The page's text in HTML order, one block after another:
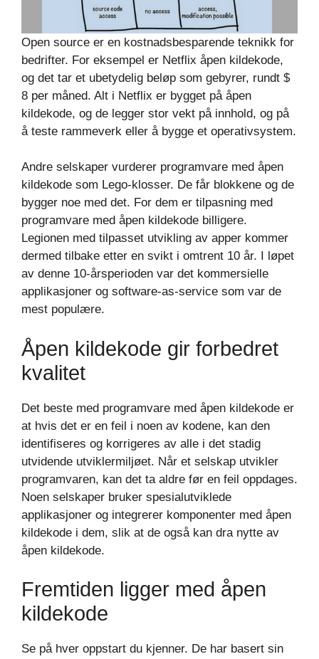
Open source er en kostnadsbesparende teknikk for
bedrifter. For eksempel er Netflix åpen kildekode,
og det tar et ubetydelig beløp som gebyrer, rundt $
8 per måned. Alt i Netflix er bygget på åpen
kildekode, og de legger stor vekt på innhold, og på
å teste rammeverk eller å bygge et operativsystem.
Andre selskaper vurderer programvare med åpen
kildekode som Lego-klosser. De får blokkene og de
bygger noe med det. For dem er tilpasning med
programvare med åpen kildekode billigere.
Legionen med tilpasset utvikling av apper kommer
dermed tilbake etter en svikt i omtrent 10 år. I løpet
av denne 10-årsperioden var det kommersielle
applikasjoner og software-as-service som var de
mest populære.
Åpen kildekode gir forbedret
kvalitet
Det beste med programvare med åpen kildekode er
at hvis det er en feil i noen av kodene, kan den
identifiseres og korrigeres av alle i det stadig
utvidende utviklermiljøet. Når et selskap utvikler
programvaren, kan det ta aldre før en feil oppdages.
Noen selskaper bruker spesialutviklede
applikasjoner og integrerer komponenter med åpen
kildekode i dem, slik at de også kan dra nytte av
åpen kildekode.
Fremtiden ligger med åpen
kildekode
Se på hver oppstart du kjenner. De har basert sin